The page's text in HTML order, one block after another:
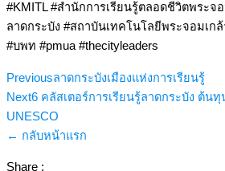
#KMITL #สำนักการเรียนรู้ตลอดชีวิตพระจ
ลาดกระบัง #สถาบันเทคโนโลยีพระจอมเก
#บพท #pmua #thecityleaders
Previousลาดกระบังเมืองแห่งการเรียนรู้
Next6 คลัสเตอร์การเรียนรู้ลาดกระบัง ต้นทุ
UNESCO
← กลับหน้าแรก
Share :